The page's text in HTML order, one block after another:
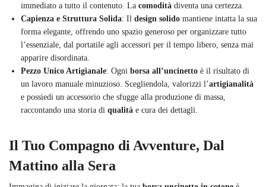
immediato a tutto il contenuto. La comodità diventa una certezza.
Capienza e Struttura Solida: Il design solido mantiene intatta la sua
forma elegante, offrendo uno spazio generoso per organizzare tutto
l’essenziale, dal portatile agli accessori per il tempo libero, senza mai
apparire disordinata.
Pezzo Unico Artigianale: Ogni borsa all’uncinetto è il risultato di
un lavoro manuale minuzioso. Scegliendola, valorizzi l’artigianalità
e possiedi un accessorio che sfugge alla produzione di massa,
raccontando una storia di qualità e cura dei dettagli.
Il Tuo Compagno di Avventure, Dal
Mattino alla Sera